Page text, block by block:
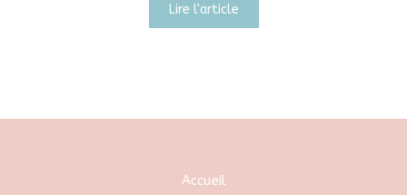
Lire l'article
Accueil